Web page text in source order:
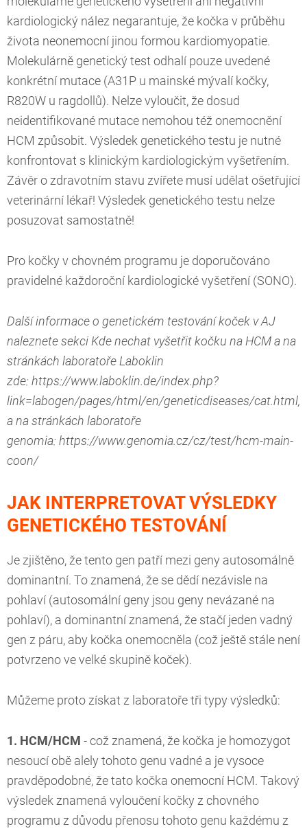
kardiologický nález negarantuje, že kočka v průběhu
života neonemocní jinou formou kardiomyopatie.
Molekulárně genetický test odhalí pouze uvedené
konkrétní mutace (A31P u mainské mývalí kočky,
R820W u ragdollů). Nelze vyloučit, že dosud
neidentifikované mutace nemohou též onemocnění
HCM způsobit. Výsledek genetického testu je nutné
konfrontovat s klinickým kardiologickým vyšetřením.
Závěr o zdravotním stavu zvířete musí udělat ošetřující
veterinární lékař! Výsledek genetického testu nelze
posuzovat samostatně!
Pro kočky v chovném programu je doporučováno
pravidelné každoroční kardiologické vyšetření (SONO).
Další informace o genetickém testování koček v AJ
naleznete sekci Kde nechat vyšetřit kočku na HCM a na
stránkách laboratoře Laboklin
zde: https://www.laboklin.de/index.php?
link=labogen/pages/html/en/geneticdiseases/cat.html,
a na stránkách laboratoře
genomia: https://www.genomia.cz/cz/test/hcm-main-
coon/
JAK INTERPRETOVAT VÝSLEDKY
GENETICKÉHO TESTOVÁNÍ
Je zjištěno, že tento gen patří mezi geny autosomálně
dominantní. To znamená, že se dědí nezávisle na
pohlaví (autosomální geny jsou geny nevázané na
pohlaví), a dominantní znamená, že stačí jeden vadný
gen z páru, aby kočka onemocněla (což ještě stále není
potvrzeno ve velké skupině koček).
Můžeme proto získat z laboratoře tři typy výsledků:
1. HCM/HCM - což znamená, že kočka je homozygot
nesoucí obě alely tohoto genu vadné a je vysoce
pravděpodobné, že tato kočka onemocní HCM. Takový
výsledek znamená vyloučení kočky z chovného
programu z důvodu přenosu tohoto genu každému z